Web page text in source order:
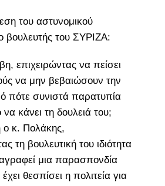
του αστυνομικού
βουλευτής του ΣΥΡΙΖΑ:
επιχειρώντας να πείσει
να μην βεβαιώσουν την
πότε συνιστά παρατυπία
να κάνει τη δουλειά του;
ο κ. Πολάκης,
τη βουλευτική του ιδιότητα
μια παρασπονδία
θεσπίσει η πολιτεία για